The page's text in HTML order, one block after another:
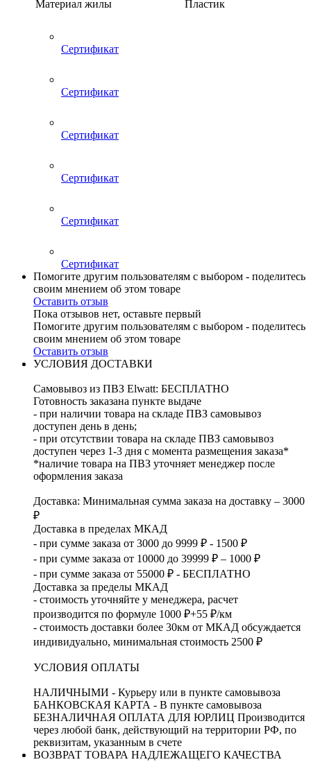
Материал жилы
Пластик
Сертификат
Сертификат
Сертификат
Сертификат
Сертификат
Сертификат
Помогите другим пользователям с выбором - поделитесь
своим мнением об этом товаре
Оставить отзыв
Пока отзывов нет, оставьте первый
Помогите другим пользователям с выбором - поделитесь
своим мнением об этом товаре
Оставить отзыв
УСЛОВИЯ ДОСТАВКИ
Самовывоз из ПВЗ Elwatt: БЕСПЛАТНО
Готовность заказана пункте выдаче
- при наличии товара на складе ПВЗ самовывоз
доступен день в день;
- при отсутствии товара на складе ПВЗ самовывоз
доступен через 1-3 дня с момента размещения заказа*
*наличие товара на ПВЗ уточняет менеджер после
оформления заказа
Доставка: Минимальная сумма заказа на доставку – 3000
₽
Доставка в пределах МКАД
- при сумме заказа от 3000 до 9999 ₽ - 1500 ₽
- при сумме заказа от 10000 до 39999 ₽ – 1000 ₽
- при сумме заказа от 55000 ₽ - БЕСПЛАТНО
Доставка за пределы МКАД
- стоимость уточняйте у менеджера, расчет
производится по формуле 1000 ₽+55 ₽/км
- стоимость доставки более 30км от МКАД обсуждается
индивидуально, минимальная стоимость 2500 ₽
УСЛОВИЯ ОПЛАТЫ
НАЛИЧНЫМИ - Курьеру или в пункте самовывоза
БАНКОВСКАЯ КАРТА - В пункте самовывоза
БЕЗНАЛИЧНАЯ ОПЛАТА ДЛЯ ЮРЛИЦ Производится
через любой банк, действующий на территории РФ, по
реквизитам, указанным в счете
ВОЗВРАТ ТОВАРА НАДЛЕЖАЩЕГО КАЧЕСТВА